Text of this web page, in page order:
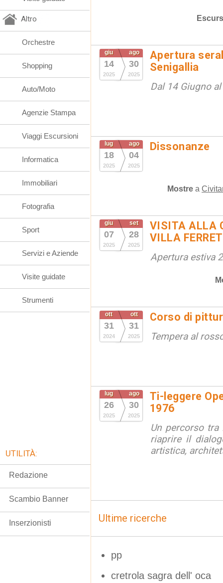
giu
14
2025
ago
30
2025
Apertura
Senigallia
Dal 14 Giugno
lug
18
2025
ago
04
2025
Dissonanze
Mostre a
giu
07
2025
set
28
2025
VISITA ALLA
VILLA
Apertura estiva
ott
31
2024
ott
31
2025
Corso di
Tempera al
lug
26
2025
ago
30
2025
Ti-leggere
1976
Un percorso
riaprire il
artistica,
Ultime ricerche
pp
cretrola sagra dell' oca
Altro
Orchestre
Shopping
Auto/Moto
Agenzie Stampa
Viaggi Escursioni
Informatica
Immobiliari
Fotografia
Sport
Servizi e Aziende
Visite guidate
Strumenti
UTILITÀ:
Redazione
Scambio Banner
Inserzionisti